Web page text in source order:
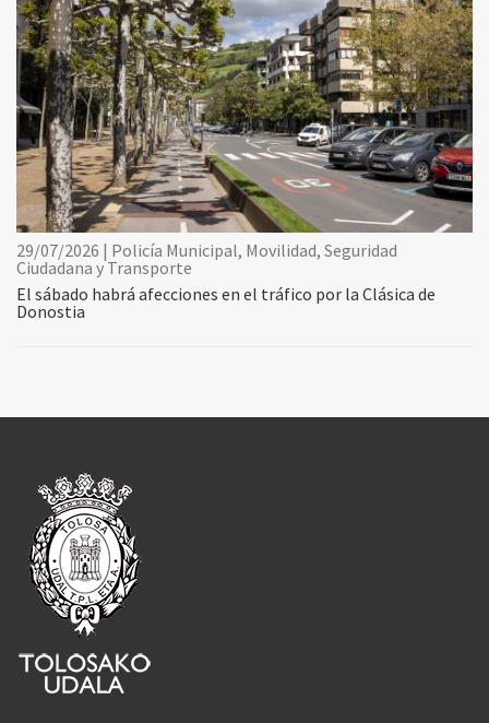
29/07/2026 | Policía Municipal, Movilidad, Seguridad
Ciudadana y Transporte
El sábado habrá afecciones en el tráfico por la Clásica de
Donostia